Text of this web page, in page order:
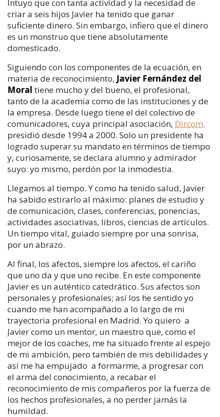
Intuyo que con tanta actividad y la necesidad de
criar a seis hijos Javier ha tenido que ganar
suficiente dinero. Sin embargo, infiero que el dinero
es un monstruo que tiene absolutamente
domesticado.
Siguiendo con los componentes de la ecuación, en
materia de reconocimiento, Javier Fernández del
Moral tiene mucho y del bueno, el profesional,
tanto de la academia como de las instituciones y de
la empresa. Desde luego tiene el del colectivo de
comunicadores, cuya principal asociación, Dircom,
presidió desde 1994 a 2000. Solo un presidente ha
logrado superar su mandato en términos de tiempo
y, curiosamente, se declara alumno y admirador
suyo: yo mismo, perdón por la inmodestia.
Llegamos al tiempo. Y como ha tenido salud, Javier
ha sabido estirarlo al máximo: planes de estudio y
de comunicación, clases, conferencias, ponencias,
actividades asociativas, libros, ciencias de artículos.
Un tiempo vital, guiado siempre por una sonrisa,
por un abrazo.
Al final, los afectos, siempre los afectos, el cariño
que uno da y que uno recibe. En este componente
Javier es un auténtico catedrático. Sus afectos son
personales y profesionales; así los he sentido yo
cuando me han acompañado a lo largo de mi
trayectoria profesional en Madrid. Yo quiero a
Javier como un mentor, un maestro que, como el
mejor de los coaches, me ha situado frente al espejo
de mi ambición, pero también de mis debilidades y
así me ha empujado a formarme, a progresar con
el arma del conocimiento, a recabar el
reconocimiento de mis compañeros por la fuerza de
los hechos profesionales, a no perder jamás la
humildad.